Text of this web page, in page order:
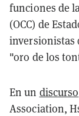
funciones de
(OCC) de
inversionistas
"oro de los
En un discurso
Association,